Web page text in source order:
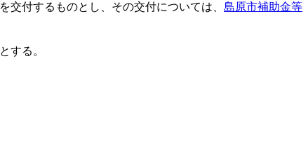
付するものとし、その交付については、 島原市補助金等
する。